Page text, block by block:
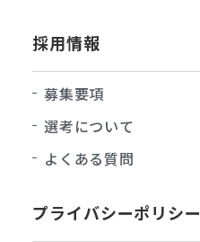
採用情報
募集要項
選考について
よくある質問
プライバシーポリシー